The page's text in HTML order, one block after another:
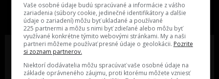
slovenskom internete, next time
najzabávnejšie miesto na svete
Oslov reklamou viac ako milión
Vieš o niečom zaujímavom alebo
Vaše osobné údaje budú spracúvané a informácie z vášho
zariadenia (súbory cookie, jedinečné identifikátory a ďalšie
údaje o zariadení) môžu byť ukladané a používané
225 partnermi a môžu s nimi byť zdieľané alebo môžu byť
využívané konkrétne týmito webovými stránkami. My a naši
partneri môžeme používať presné údaje o geolokácii. Pozrite
si zoznam partnerov.
Niektorí dodávatelia môžu spracúvať vaše osobné údaje na
základe oprávneného záujmu, proti ktorému môžete vzniesť